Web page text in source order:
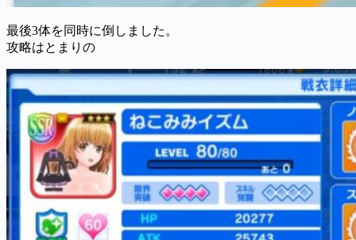
最後3体を同時に倒しました。
攻略はとまりの